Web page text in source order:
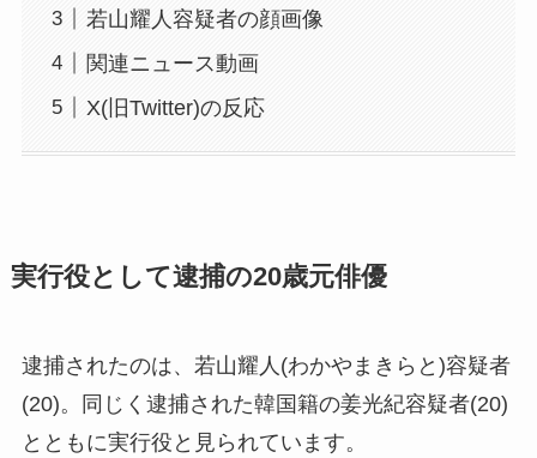
若山耀人容疑者の顔画像
関連ニュース動画
X(旧Twitter)の反応
実行役として逮捕の20歳元俳優
逮捕されたのは、若山耀人(わかやまきらと)容疑者
(20)。同じく逮捕された韓国籍の姜光紀容疑者(20)
とともに実行役と見られています。